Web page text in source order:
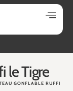
le Tigre
GONFLABLE RUFFI